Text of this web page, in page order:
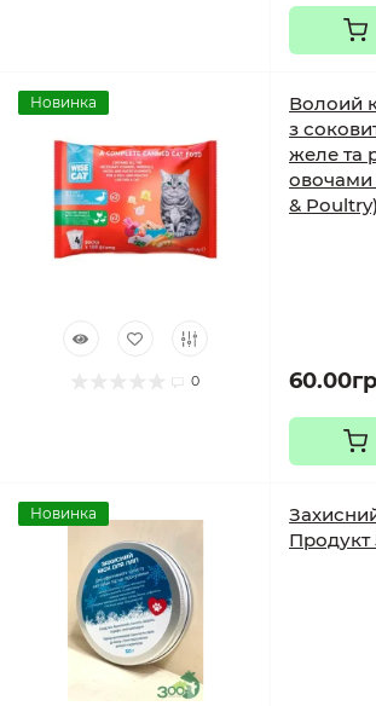
Новинка
0
Волоий
з
желе та
овочами
&
Новинка
Продукт